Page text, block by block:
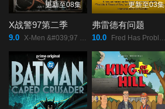
更新至08集
X战警97第二季
9.0 X-Men &#039;97 Season 2/
更新至03集
弗雷德有问题
10.0 Fred Has Problems/